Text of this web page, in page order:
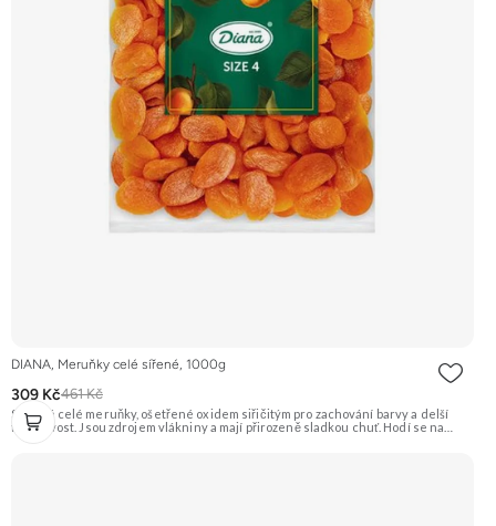
DIANA, Meruňky celé sířené, 1000g
309 Kč461 Kč
Sušené celé meruňky, ošetřené oxidem siřičitým pro zachování barvy a delší
trvanlivost. Jsou zdrojem vlákniny a mají přirozeně sladkou chuť. Hodí se na